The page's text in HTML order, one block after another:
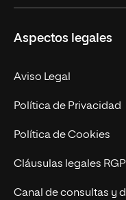
Empresa
MBA
Marketing y
Ingeniería
Diseño
Ciencias de la Salud
Nuestro Equipo
Contacto
Aspectos legales
Aviso Legal
Política de Privacidad
Política de Cookies
Cláusulas legales
Canal de consultas y